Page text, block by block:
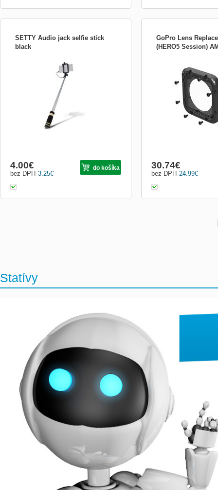
SETTY Audio jack selfie stick
black
SETTY Audio jack selfie stick black
3.25€
bez DPH
4.00€ do košíka
GoPro Lens
(HERO5 Session)
výměnu skleněné čočky
HERO5 Session.
kryt čočky, těsnění,
- vše, co potřebujete pro
opravy. * Obsahuje vše
opravu skleněné čočky
24.99€
bez DPH
30.74€
Statívy